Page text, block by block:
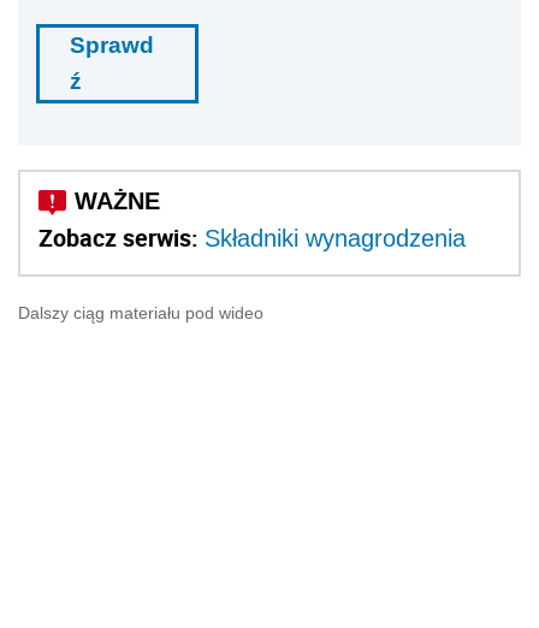
Sprawd
ź
Zobacz serwis: Składniki wynagrodzenia
Dalszy ciąg materiału pod wideo